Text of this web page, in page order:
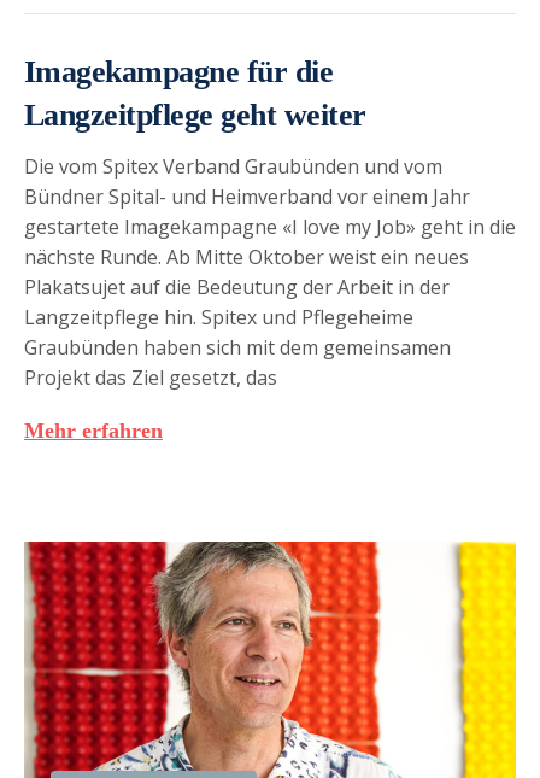
Imagekampagne für die
Langzeitpflege geht weiter
Die vom Spitex Verband Graubünden und vom
Bündner Spital- und Heimverband vor einem Jahr
gestartete Imagekampagne «I love my Job» geht in die
nächste Runde. Ab Mitte Oktober weist ein neues
Plakatsujet auf die Bedeutung der Arbeit in der
Langzeitpflege hin. Spitex und Pflegeheime
Graubünden haben sich mit dem gemeinsamen
Projekt das Ziel gesetzt, das
Mehr erfahren